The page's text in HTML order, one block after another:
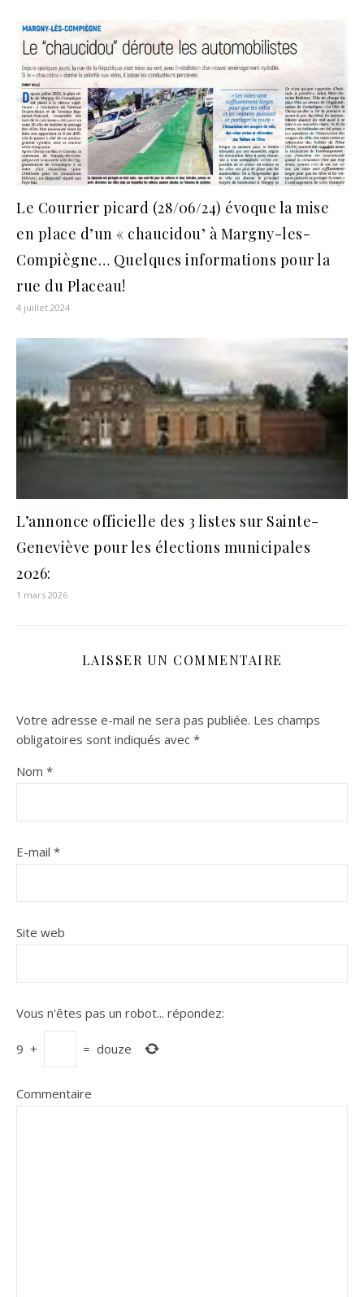
Le Courrier picard (28/06/24) évoque la mise
en place d’un « chaucidou’ à Margny-les-
Compiègne… Quelques informations pour la
rue du Placeau!
4 juillet 2024
L’annonce officielle des 3 listes sur Sainte-
Geneviève pour les élections municipales
2026:
1 mars 2026
LAISSER UN COMMENTAIRE
Votre adresse e-mail ne sera pas publiée. Les champs
obligatoires sont indiqués avec *
Nom *
E-mail *
Site web
Vous n'êtes pas un robot... répondez:
9 + = douze
Commentaire